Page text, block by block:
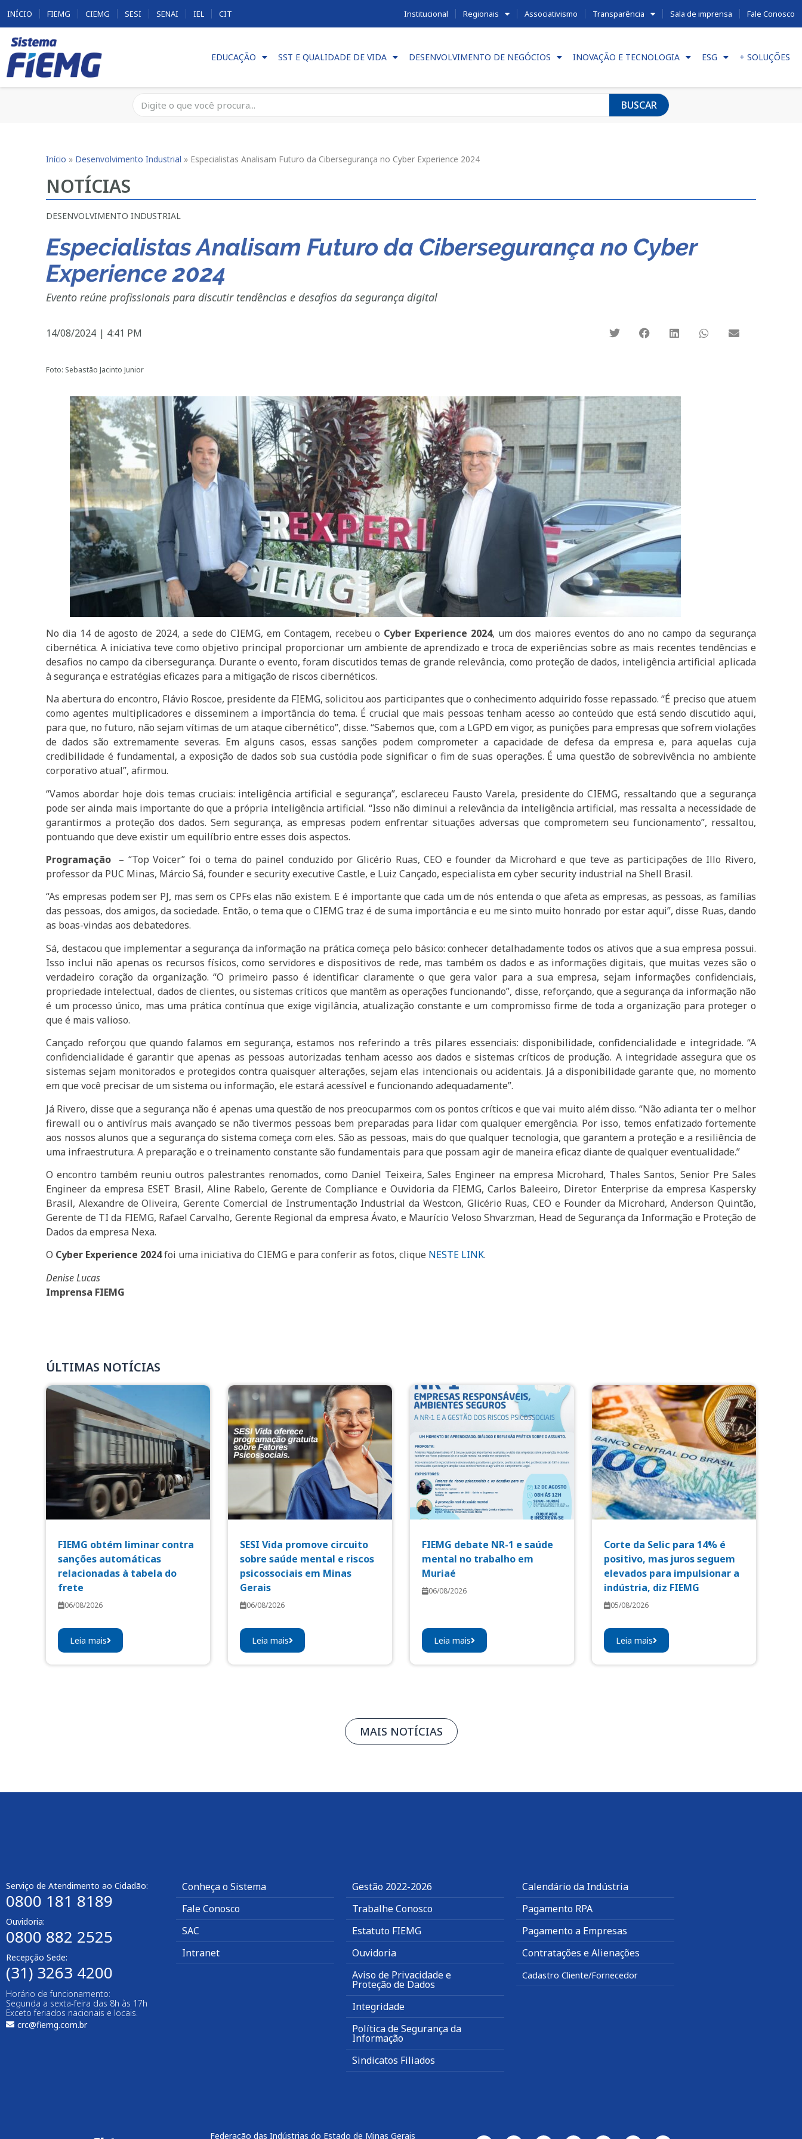
INÍCIO FIEMG CIEMG SESI SENAI IEL CIT Institucional Regionais Associativismo Transparência Sala de imprensa Fale Conosco
EDUCAÇÃO SST E QUALIDADE DE VIDA DESENVOLVIMENTO DE NEGÓCIOS INOVAÇÃO E TECNOLOGIA ESG + SOLUÇÕES
BUSCAR
Início » Desenvolvimento Industrial » Especialistas Analisam Futuro da Cibersegurança no Cyber Experience 2024
NOTÍCIAS
DESENVOLVIMENTO INDUSTRIAL
Especialistas Analisam Futuro da Cibersegurança no Cyber
Experience 2024
Evento reúne profissionais para discutir tendências e desafios da segurança digital
14/08/2024 | 4:41 PM
Foto: Sebastão Jacinto Junior
No dia 14 de agosto de 2024, a sede do CIEMG, em Contagem, recebeu o Cyber Experience 2024, um dos maiores eventos do ano no campo da segurança
cibernética. A iniciativa teve como objetivo principal proporcionar um ambiente de aprendizado e troca de experiências sobre as mais recentes tendências e
desafios no campo da cibersegurança. Durante o evento, foram discutidos temas de grande relevância, como proteção de dados, inteligência artificial aplicada
à segurança e estratégias eficazes para a mitigação de riscos cibernéticos.
Na abertura do encontro, Flávio Roscoe, presidente da FIEMG, solicitou aos participantes que o conhecimento adquirido fosse repassado. “É preciso que atuem
como agentes multiplicadores e disseminem a importância do tema. É crucial que mais pessoas tenham acesso ao conteúdo que está sendo discutido aqui,
para que, no futuro, não sejam vítimas de um ataque cibernético”, disse. “Sabemos que, com a LGPD em vigor, as punições para empresas que sofrem violações
de dados são extremamente severas. Em alguns casos, essas sanções podem comprometer a capacidade de defesa da empresa e, para aquelas cuja
credibilidade é fundamental, a exposição de dados sob sua custódia pode significar o fim de suas operações. É uma questão de sobrevivência no ambiente
corporativo atual”, afirmou.
“Vamos abordar hoje dois temas cruciais: inteligência artificial e segurança”, esclareceu Fausto Varela, presidente do CIEMG, ressaltando que a segurança
pode ser ainda mais importante do que a própria inteligência artificial. “Isso não diminui a relevância da inteligência artificial, mas ressalta a necessidade de
garantirmos a proteção dos dados. Sem segurança, as empresas podem enfrentar situações adversas que comprometem seu funcionamento”, ressaltou,
pontuando que deve existir um equilíbrio entre esses dois aspectos.
Programação – “Top Voicer” foi o tema do painel conduzido por Glicério Ruas, CEO e founder da Microhard e que teve as participações de Illo Rivero,
professor da PUC Minas, Márcio Sá, founder e security executive Castle, e Luiz Cançado, especialista em cyber security industrial na Shell Brasil.
“As empresas podem ser PJ, mas sem os CPFs elas não existem. E é importante que cada um de nós entenda o que afeta as empresas, as pessoas, as famílias
das pessoas, dos amigos, da sociedade. Então, o tema que o CIEMG traz é de suma importância e eu me sinto muito honrado por estar aqui”, disse Ruas, dando
as boas-vindas aos debatedores.
Sá, destacou que implementar a segurança da informação na prática começa pelo básico: conhecer detalhadamente todos os ativos que a sua empresa possui.
Isso inclui não apenas os recursos físicos, como servidores e dispositivos de rede, mas também os dados e as informações digitais, que muitas vezes são o
verdadeiro coração da organização. “O primeiro passo é identificar claramente o que gera valor para a sua empresa, sejam informações confidenciais,
propriedade intelectual, dados de clientes, ou sistemas críticos que mantêm as operações funcionando”, disse, reforçando, que a segurança da informação não
é um processo único, mas uma prática contínua que exige vigilância, atualização constante e um compromisso firme de toda a organização para proteger o
que é mais valioso.
Cançado reforçou que quando falamos em segurança, estamos nos referindo a três pilares essenciais: disponibilidade, confidencialidade e integridade. “A
confidencialidade é garantir que apenas as pessoas autorizadas tenham acesso aos dados e sistemas críticos de produção. A integridade assegura que os
sistemas sejam monitorados e protegidos contra quaisquer alterações, sejam elas intencionais ou acidentais. Já a disponibilidade garante que, no momento
em que você precisar de um sistema ou informação, ele estará acessível e funcionando adequadamente”.
Já Rivero, disse que a segurança não é apenas uma questão de nos preocuparmos com os pontos críticos e que vai muito além disso. “Não adianta ter o melhor
firewall ou o antivírus mais avançado se não tivermos pessoas bem preparadas para lidar com qualquer emergência. Por isso, temos enfatizado fortemente
aos nossos alunos que a segurança do sistema começa com eles. São as pessoas, mais do que qualquer tecnologia, que garantem a proteção e a resiliência de
uma infraestrutura. A preparação e o treinamento constante são fundamentais para que possam agir de maneira eficaz diante de qualquer eventualidade.”
O encontro também reuniu outros palestrantes renomados, como Daniel Teixeira, Sales Engineer na empresa Microhard, Thales Santos, Senior Pre Sales
Engineer da empresa ESET Brasil, Aline Rabelo, Gerente de Compliance e Ouvidoria da FIEMG, Carlos Baleeiro, Diretor Enterprise da empresa Kaspersky
Brasil, Alexandre de Oliveira, Gerente Comercial de Instrumentação Industrial da Westcon, Glicério Ruas, CEO e Founder da Microhard, Anderson Quintão,
Gerente de TI da FIEMG, Rafael Carvalho, Gerente Regional da empresa Ávato, e Maurício Veloso Shvarzman, Head de Segurança da Informação e Proteção de
Dados da empresa Nexa.
O Cyber Experience 2024foi uma iniciativa do CIEMG e para conferir as fotos, clique NESTE LINK.
Denise Lucas
Imprensa FIEMG
ÚLTIMAS NOTÍCIAS
FIEMG obtém liminar contra
sanções automáticas
relacionadas à tabela do
frete
06/08/2026
Leia mais
SESI Vida promove circuito
sobre saúde mental e riscos
psicossociais em Minas
Gerais
06/08/2026
Leia mais
FIEMG debate NR-1 e saúde
mental no trabalho em
Muriaé
06/08/2026
Leia mais
Corte da Selic para 14% é
positivo, mas juros seguem
elevados para impulsionar a
indústria, diz FIEMG
05/08/2026
Leia mais
MAIS NOTÍCIAS
Serviço de Atendimento ao Cidadão:
0800 181 8189
Ouvidoria:
0800 882 2525​
Recepção Sede:
(31) 3263 4200
Horário de funcionamento:
Segunda a sexta-feira das 8h às 17h
Exceto feriados nacionais e locais.
crc@fiemg.com.br
Conheça o Sistema
Fale Conosco
SAC
Intranet
Gestão 2022-2026
Trabalhe Conosco
Estatuto FIEMG
Ouvidoria
Aviso de Privacidade e
Proteção de Dados
Integridade
Política de Segurança da
Informação
Sindicatos Filiados
Calendário da Indústria
Pagamento RPA
Pagamento a Empresas
Contratações e Alienações
Cadastro Cliente/Fornecedor
Federação das Indústrias do Estado de Minas Gerais